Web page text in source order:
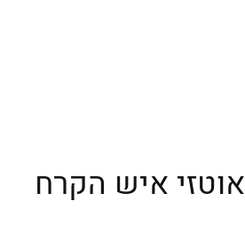
אוטזי איש הקרח